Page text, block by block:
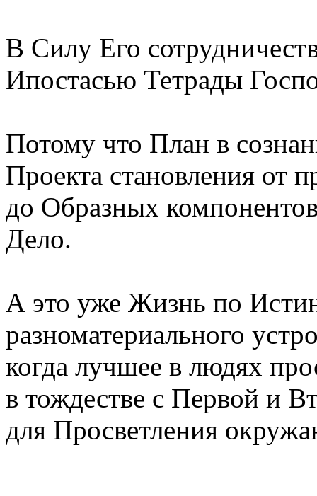
В Силу Его
Ипостасью Тетрады
Потому что План в
Проекта становления от
до Образных
Дело.
А это уже Жизнь по
разноматериального
когда лучшее в людях
в тождестве с Первой и
для Просветления